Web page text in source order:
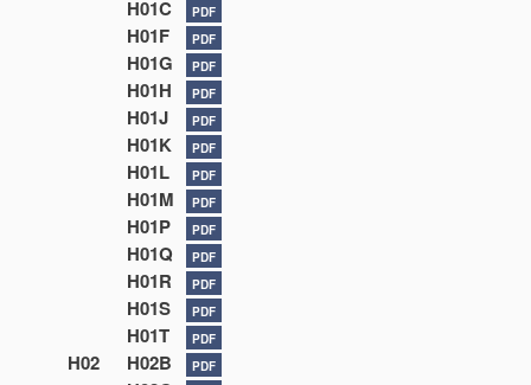
H01C PDF
H01F PDF
H01G PDF
H01H PDF
H01J PDF
H01K PDF
H01L PDF
H01M PDF
H01P PDF
H01Q PDF
H01R PDF
H01S PDF
H01T PDF
H02 H02B PDF